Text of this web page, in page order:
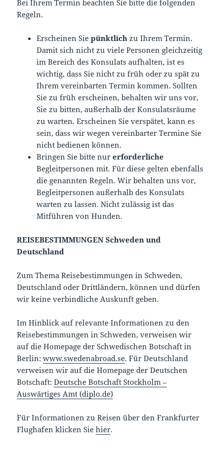
Bei Ihrem Termin beachten Sie bitte die folgenden
Regeln.
Erscheinen Siepünktlich zu Ihrem Termin.
Damit sich nicht zu viele Personen gleichzeitig
im Bereich des Konsulats aufhalten, ist es
wichtig, dass Sie nicht zu früh oder zu spät zu
Ihrem vereinbarten Termin kommen. Sollten
Sie zu früh erscheinen, behalten wir uns vor,
Sie zu bitten, außerhalb der Konsulatsräume
zu warten. Erscheinen Sie verspätet, kann es
sein, dass wir wegen vereinbarter Termine Sie
nicht bedienen können.
Bringen Sie bitte nurerforderliche
Begleitpersonen mit. Für diese gelten ebenfalls
die genannten Regeln. Wir behalten uns vor,
Begleitpersonen außerhalb des Konsulats
warten zu lassen. Nicht zulässig ist das
Mitführen von Hunden.
REISEBESTIMMUNGEN Schweden und
Deutschland
Zum Thema Reisebestimmungen in Schweden,
Deutschland oder Drittländern, können und dürfen
wir keine verbindliche Auskunft geben.
Im Hinblick auf relevante Informationen zu den
Reisebestimmungen in Schweden, verweisen wir
auf die Homepage der Schwedischen Botschaft in
Berlin:www.swedenabroad.se. Für Deutschland
verweisen wir auf die Homepage der Deutschen
Botschaft:Deutsche Botschaft Stockholm –
Auswärtiges Amt (diplo.de)
Für Informationen zu Reisen über den Frankfurter
Flughafen klicken Siehier.